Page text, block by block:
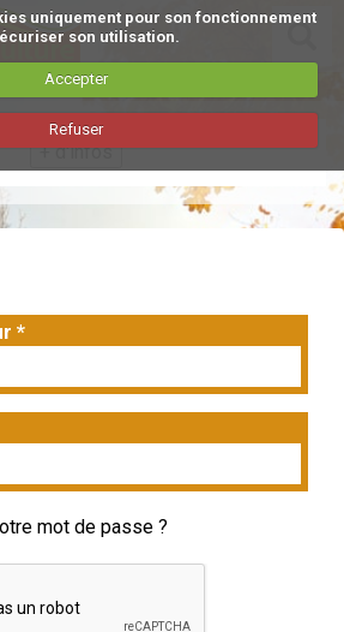
uniquement pour son fonctionnement
son utilisation.
Accepter
Refuser
+ d'infos
*
mot de passe ?